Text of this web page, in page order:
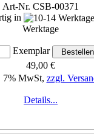
Art-Nr. CSB-00371
in
Werktage
Exemplar
49,00 €
7% MwSt, zzgl.
Details...